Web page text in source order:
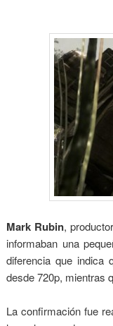
Mark Rubin,
informaban una
diferencia que indica
desde 720p, mientras
La confirmación fue